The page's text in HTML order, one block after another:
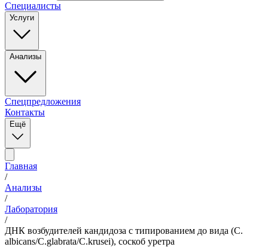
Специалисты
Услуги
Анализы
Спецпредложения
Контакты
Ещё
Главная
/
Анализы
/
Лаборатория
/
ДНК возбудителей кандидоза с типированием до вида (C.
albicans/C.glabrata/C.krusei), соскоб уретра